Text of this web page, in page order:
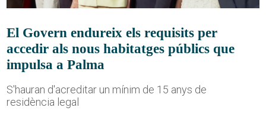
El Govern endureix els requisits per
accedir als nous habitatges públics que
impulsa a Palma
S'hauran d'acreditar un mínim de 15 anys de
residència legal